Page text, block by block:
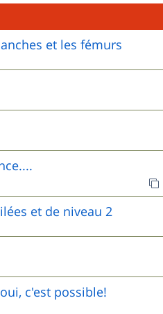
et les fémurs
et de niveau 2
c'est possible!